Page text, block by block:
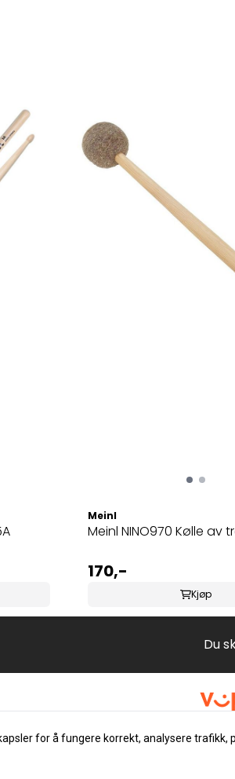
Meinl
Meinl NINO970 Kølle av
170,-
Kjøp
Du
for å fungere korrekt, analysere trafikk,